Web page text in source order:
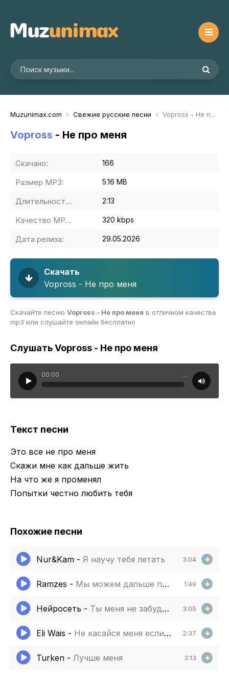
Muzunimax.com Свежие русские песни Vopross - Не про меня
Vopross - Не про меня
Скачано: 166
Размер MP3: 5.16 MB
Длительность MP3: 2:13
Качество MP3: 320 kbps
Дата релиза: 29.05.2026
Скачать
Vopross - Не про меня
Скачайте песню Vopross - Не про меня в отличном качестве
mp3 или слушайте онлайн бесплатно
Слушать Vopross - Не про меня
00:00 ...
Текст песни
Это все не про меня
Скажи мне как дальше жить
На что же я променял
Попытки честно любить тебя
Похожие песни
Nur&Kam - Я научу тебя летать 3:04
Ramzes - Мы можем дальше просто жить 1:49
Нейросеть - Ты меня не забудешь скажи 3:05
Eli Wais - Не касайся меня если это на вечер 2:37
Turken - Лучше меня 3:13